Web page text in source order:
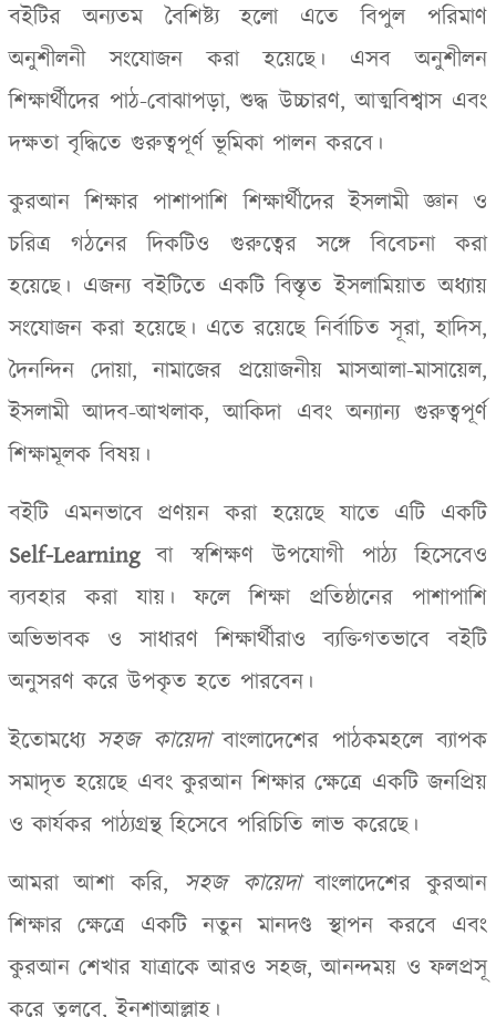
বইটির অন্যতম বৈশিষ্ট্য হলো এতে বিপুল পরিমাণ
অনুশীলনী সংযোজন করা হয়েছে। এসব অনুশীলন
শিক্ষার্থীদের পাঠ-বোঝাপড়া,শুদ্ধ উচ্চারণ,আত্মবিশ্বাস এবং
দক্ষতা বৃদ্ধিতে গুরুত্বপূর্ণ ভূমিকা পালন করবে।
কুরআন শিক্ষার পাশাপাশি শিক্ষার্থীদের ইসলামী জ্ঞান ও
চরিত্র গঠনের দিকটিও গুরুত্বের সঙ্গে বিবেচনা করা
হয়েছে। এজন্য বইটিতে একটি বিস্তৃত ইসলামিয়াত অধ্যায়
সংযোজন করা হয়েছে। এতে রয়েছে নির্বাচিত সূরা,হাদিস,
দৈনন্দিন দোয়া,নামাজের প্রয়োজনীয় মাসআলা-মাসায়েল,
ইসলামী আদব-আখলাক,আকিদা এবং অন্যান্য গুরুত্বপূর্ণ
শিক্ষামূলক বিষয়।
বইটি এমনভাবে প্রণয়ন করা হয়েছে যাতে এটি একটি
Self-Learning বা স্বশিক্ষণ উপযোগী পাঠ্য হিসেবেও
ব্যবহার করা যায়। ফলে শিক্ষা প্রতিষ্ঠানের পাশাপাশি
অভিভাবক ও সাধারণ শিক্ষার্থীরাও ব্যক্তিগতভাবে বইটি
অনুসরণ করে উপকৃত হতে পারবেন।
ইতোমধ্যে সহজ কায়েদা বাংলাদেশের পাঠকমহলে ব্যাপক
সমাদৃত হয়েছে এবং কুরআন শিক্ষার ক্ষেত্রে একটি জনপ্রিয়
ও কার্যকর পাঠ্যগ্রন্থ হিসেবে পরিচিতি লাভ করেছে।
আমরা আশা করি, সহজ কায়েদা বাংলাদেশের কুরআন
শিক্ষার ক্ষেত্রে একটি নতুন মানদণ্ড স্থাপন করবে এবং
কুরআন শেখার যাত্রাকে আরও সহজ,আনন্দময় ও ফলপ্রসূ